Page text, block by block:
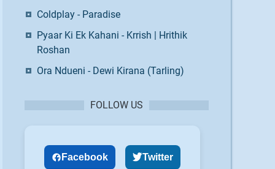
Coldplay - Paradise
Pyaar Ki Ek Kahani - Krrish | Hrithik
Roshan
Ora Ndueni - Dewi Kirana (Tarling)
FOLLOW US
Facebook Twitter